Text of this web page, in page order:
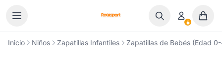
Inicio Niños Zapatillas Infantiles Zapatillas de Bebés (Edad